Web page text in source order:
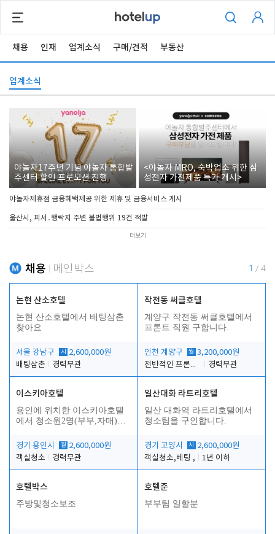
채용 인재 업계소식 구매/견적 부동산
업계소식
야놀자17주년 기념 야놀자 통합발
주센터 할인 프로모션 진행
<야놀자 MRO, 숙박업소 위한 삼
성전자 가전제품 특가 개시>
야놀자제휴점 금융혜택제공 위한 제휴 및 금융서비스 게시
울산시, 피서․행락지 주변 불법행위 19건 적발
더보기
채용 메인박스 1 / 4
논현 산소호텔
논현 산소호텔에서 배팅삼촌
찾아요
서울 강남구 시
2,600,000원
배팅삼촌
경력무관
작전동 써클호텔
계양구 작전동 써클호텔에서
프론트 직원 구합니다.
인천 계양구 월 3,200,000원
전반적인 프론트 업무
경력무관
이스키아호텔
용인에 위치한 이스키아호텔
에서 청소원2명(부부,자매)을
경기 용인시
월 2,600,000원
객실청소
경력무관
일산대화 라트리호텔
일산 대화역 라트리호텔에서
청소팀을 구인합니다.
경기 고양시 시
2,600,000원
객실청소,베팅 ,
1년 이하
호텔박스
주방및청소보조
호텔준
부부팀 일할분